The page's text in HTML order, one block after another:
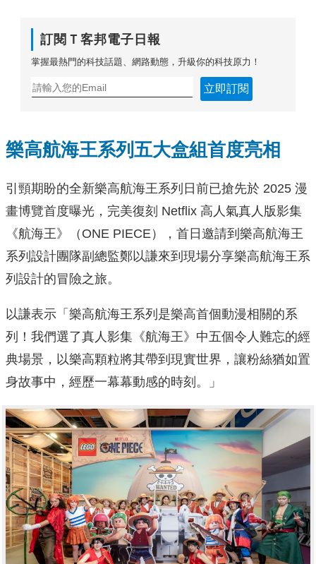
訂閱Ｔ客邦電子日報
掌握最熱門的科技話題、網路動態，升級你的科技原力！
立即訂閱
樂高航海王系列五大盒組首度亮相
引頸期盼的全新樂高航海王系列日前已搶先於 2025 漫
畫博覽首度曝光，完美復刻 Netflix 高人氣真人版影集
《航海王》（ONE PIECE），首日邀請到樂高航海王
系列設計團隊副總監鄭以謙來到現場分享樂高航海王系
列設計的冒險之旅。
以謙表示「樂高航海王系列是樂高首個動漫相關的系
列！我們選了真人影集《航海王》中五個令人難忘的經
典場景，以樂高顆粒將其帶到現實世界，讓粉絲猶如置
身故事中，經歷一幕幕動感的時刻。」